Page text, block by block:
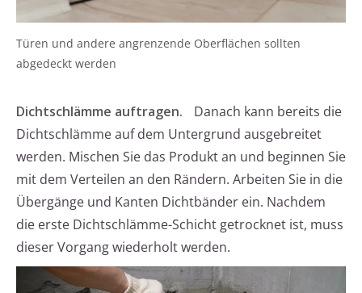
Türen und andere angrenzende Oberflächen sollten
abgedeckt werden
Dichtschlämme auftragen.
Danach kann bereits die
Dichtschlämme auf dem Untergrund ausgebreitet
werden. Mischen Sie das Produkt an und beginnen Sie
mit dem Verteilen an den Rändern. Arbeiten Sie in die
Übergänge und Kanten Dichtbänder ein. Nachdem
die erste Dichtschlämme-Schicht getrocknet ist, muss
dieser Vorgang wiederholt werden.